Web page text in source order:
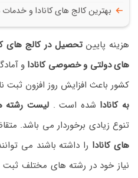
بهترین کالج های کانادا و
هزینه پایین تحصیل در کالج های
های دولتی و خصوصی کانادا و
کشور باعث افزایش روز افزون ثبت
به کانادا شده است . لیست رشته
تنوع زیادی برخوردار می باشد.
های کانادا را داشته باشند می
نیاز خود در رشته های مختلف